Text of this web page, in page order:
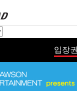
입장권